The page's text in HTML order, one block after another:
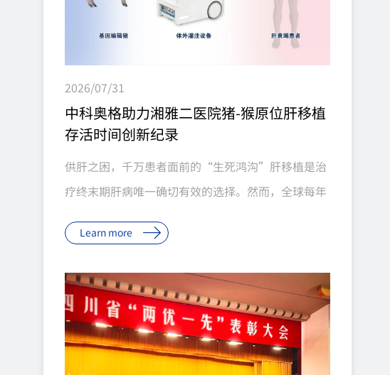
势。每年新增大量终末期肾病患者靠透析维持生命，
肾移植是治愈终末期肾病的唯一有效方法。但器官短
2026/07/31
中科奥格助力湘雅二医院猪-猴原位肝移植
存活时间创新纪录
供肝之困，千万患者面前的“生死鸿沟”肝移植是治
疗终末期肝病唯一确切有效的选择。然而，全球每年
约30万终末期肝病患者亟需肝移植，而年供肝量仅约
肝移植，全年仅完成7188例手术，仅占登记等待患者
的28.6%；截至年末，10859例患者因病情变化或死
亡等原因退出等待名单。全国器官供需比已恶化至
1∶8.3，中国百万人口器官捐献率仅约5%。企业新闻
Learn more